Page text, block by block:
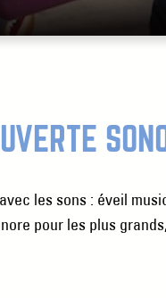
les sons : éveil
pour les plus